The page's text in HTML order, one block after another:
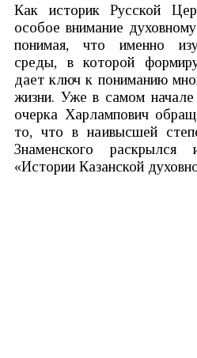
Как историк Русской
особое внимание
понимая, что именно
среды, в которой
дает ключ к пониманию
жизни. Уже в самом начале
очерка Харлампович
то, что в наивысшей
Знаменского раскрылся
«Истории Казанской